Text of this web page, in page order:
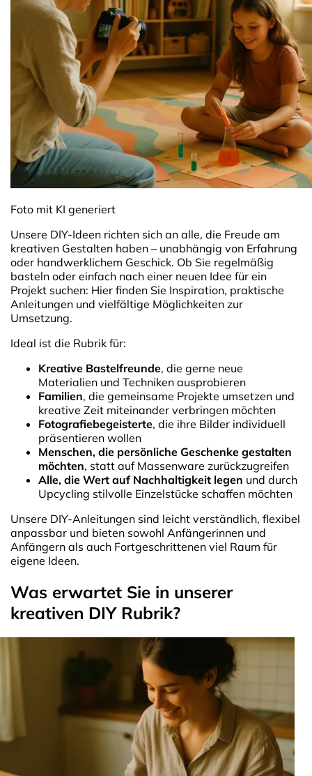
Foto mit KI generiert
Unsere DIY-Ideen richten sich an alle, die Freude am
kreativen Gestalten haben – unabhängig von Erfahrung
oder handwerklichem Geschick. Ob Sie regelmäßig
basteln oder einfach nach einer neuen Idee für ein
Projekt suchen: Hier finden Sie Inspiration, praktische
Anleitungen und vielfältige Möglichkeiten zur
Umsetzung.
Ideal ist die Rubrik für:
Kreative Bastelfreunde, die gerne neue
Materialien und Techniken ausprobieren
Familien, die gemeinsame Projekte umsetzen und
kreative Zeit miteinander verbringen möchten
Fotografiebegeisterte, die ihre Bilder individuell
präsentieren wollen
Menschen, die persönliche Geschenke gestalten
möchten, statt auf Massenware zurückzugreifen
Alle, die Wert auf Nachhaltigkeit legen und durch
Upcycling stilvolle Einzelstücke schaffen möchten
Unsere DIY-Anleitungen sind leicht verständlich, flexibel
anpassbar und bieten sowohl Anfängerinnen und
Anfängern als auch Fortgeschrittenen viel Raum für
eigene Ideen.
Was erwartet Sie in unserer
kreativen DIY Rubrik?